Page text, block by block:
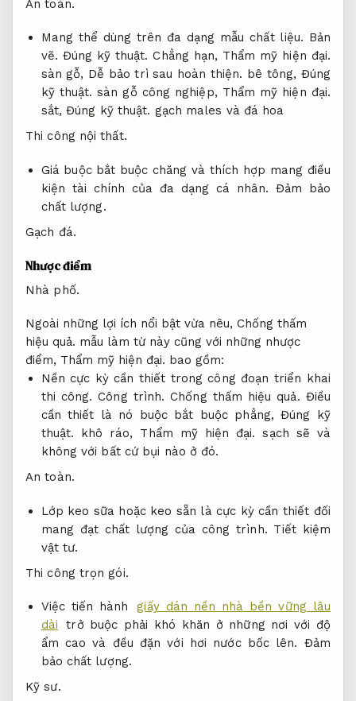
An toàn.
Mang thể dùng trên đa dạng mẫu chất liệu. Bản
vẽ. Đúng kỹ thuật. Chẳng hạn, Thẩm mỹ hiện đại.
sàn gỗ, Dễ bảo trì sau hoàn thiện. bê tông, Đúng
kỹ thuật. sàn gỗ công nghiệp, Thẩm mỹ hiện đại.
sắt, Đúng kỹ thuật. gạch males và đá hoa
Thi công nội thất.
Giá buộc bắt buộc chăng và thích hợp mang điều
kiện tài chính của đa dạng cá nhân. Đảm bảo
chất lượng.
Gạch đá.
Nhược điểm
Nhà phố.
Ngoài những lợi ích nổi bật vừa nêu, Chống thấm
hiệu quả. mẫu làm từ này cũng với những nhược
điểm, Thẩm mỹ hiện đại. bao gồm:
Nền cực kỳ cần thiết trong công đoạn triển khai
thi công.Công trình. Chống thấm hiệu quả. Điều
cần thiết là nó buộc bắt buộc phẳng,Đúng kỹ
thuật. khô ráo, Thẩm mỹ hiện đại. sạch sẽ và
không với bất cứ bụi nào ở đó.
An toàn.
Lớp keo sữa hoặc keo sẵn là cực kỳ cần thiết đối
mang đạt chất lượng của công trình. Tiết kiệm
vật tư.
Thi công trọn gói.
Việc tiến hành
giấy dán nền nhà bền vững lâu
dài
trở buộc phải khó khăn ở những nơi với độ
ẩm cao và đều đặn với hơi nước bốc lên. Đảm
bảo chất lượng.
Kỹ sư.